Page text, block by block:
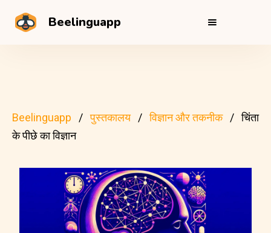
Beelinguapp
Beelinguapp पुस्तकालय विज्ञान और तकनीक
चिंता
के पीछे का विज्ञान